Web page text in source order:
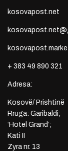
kosovapost.net
+ 383 49 890 321
Adresa:
Kosovë/ Prishtinë
Rruga: Garibaldi;
‘Hotel Grand’;
Kati II
Zyra nr. 13